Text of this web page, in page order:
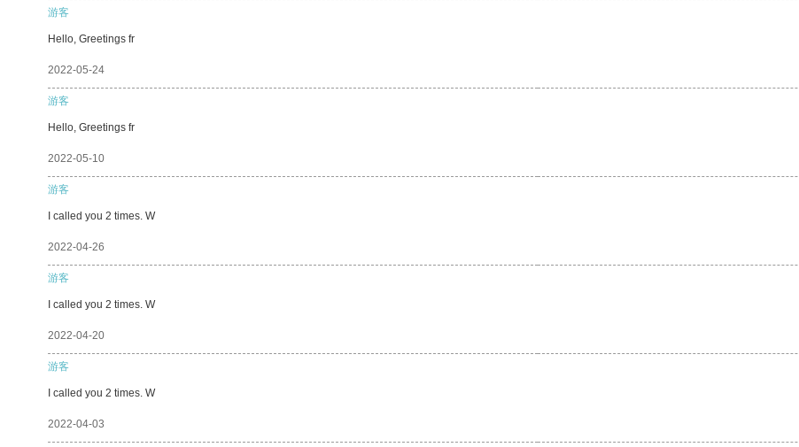
游客
Hello, Greetings fr
2022-05-24
游客
Hello, Greetings fr
2022-05-10
游客
I called you 2 times. W
2022-04-26
游客
I called you 2 times. W
2022-04-20
游客
I called you 2 times. W
2022-04-03